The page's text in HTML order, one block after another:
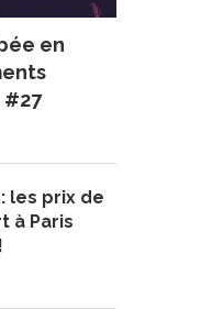
en
#27
: les prix de
à Paris